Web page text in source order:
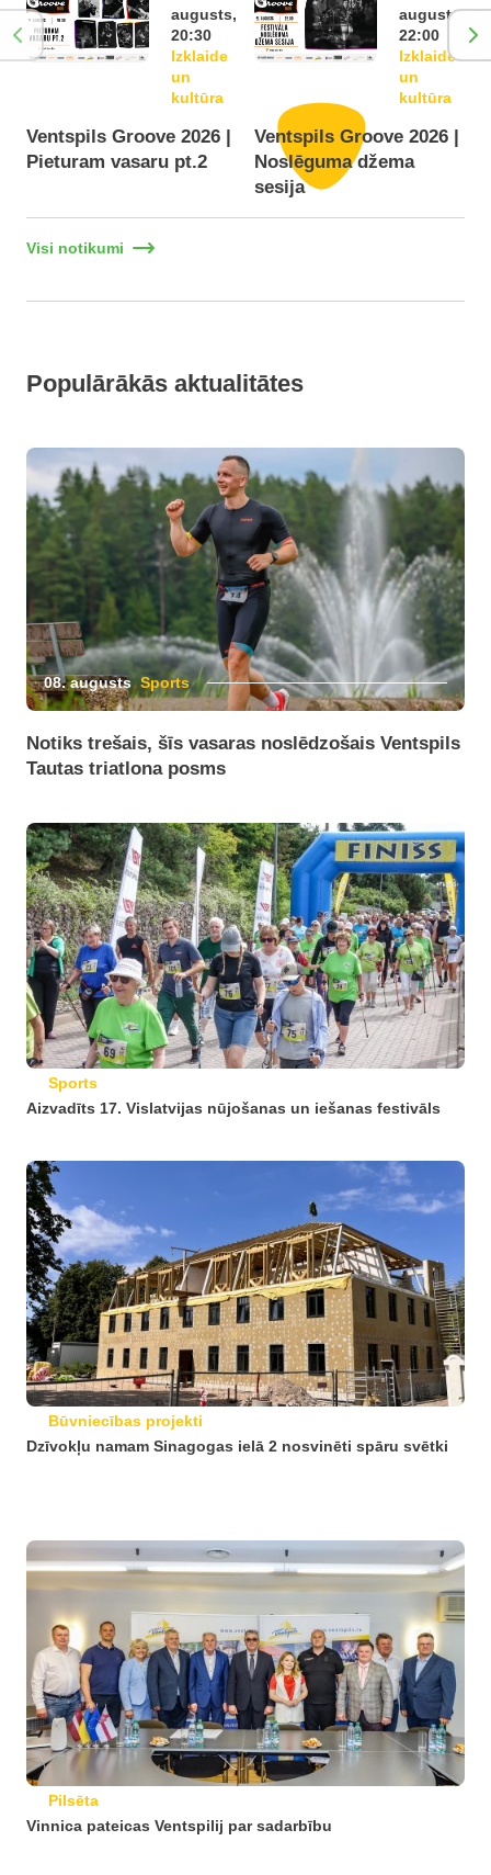
augusts,
20:30
Izklaide
un
kultūra
Ventspils Groove 2026 |
Pieturam vasaru pt.2
augusts,
22:00
Izklaide
un
kultūra
Ventspils Groove 2026 |
Noslēguma džema
sesija
Visi notikumi
Populārākās aktualitātes
08. augusts Sports
Notiks trešais, šīs vasaras noslēdzošais Ventspils
Tautas triatlona posms
Sports
Aizvadīts 17. Vislatvijas nūjošanas un iešanas festivāls
Būvniecības projekti
Dzīvokļu namam Sinagogas ielā 2 nosvinēti spāru svētki
Pilsēta
Vinnica pateicas Ventspilij par sadarbību